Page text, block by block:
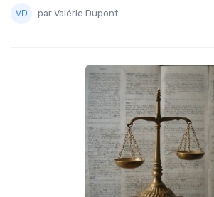
par Valérie Dupont